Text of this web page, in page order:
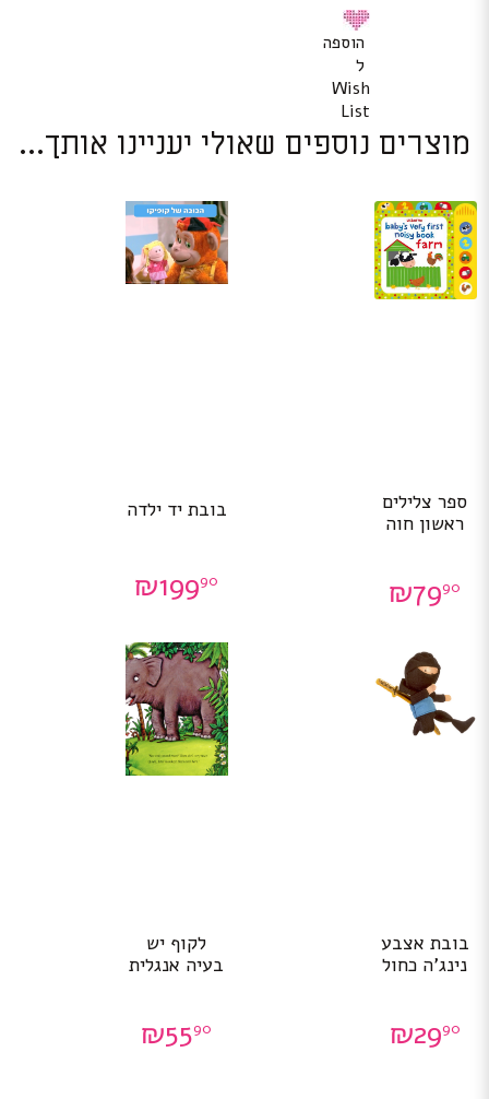
הוספה
ל
Wish
List
מוצרים נוספים שאולי יעניינו אותך...
ספר צלילים
ראשון חוה
₪7990
בובת יד ילדה
₪19990
בובת אצבע
נינג’ה כחול
₪2990
לקוף יש
בעיה אנגלית
₪5590